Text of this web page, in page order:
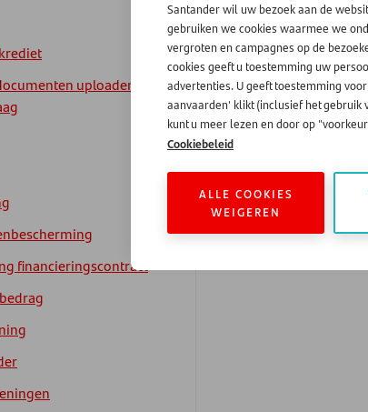
uploaden
financieringscontract
-> Heeft u het
meer? Dan is er
-> Als u het
van de soort
aflossen van uw
Santander wil uw bezoek aan de
gebruiken we cookies waarmee we
vergroten en campagnes op de
cookies geeft u toestemming uw
advertenties. U geeft toestemming
aanvaarden' klikt (inclusief het gebruik
kunt u meer lezen en door op
Cookiebeleid
ALLE COOKIES
WEIGEREN